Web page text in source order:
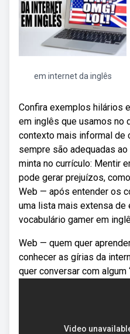
em internet da inglês
Confira exemplos hilários
em inglês que usamos no
contexto mais informal de
sempre são adequadas
minta no currículo: Mentir
pode gerar prejuízos,
Web — após entender os
uma lista mais extensa
vocabulário gamer em
Web — quem quer
conhecer as gírias da
quer conversar com algum